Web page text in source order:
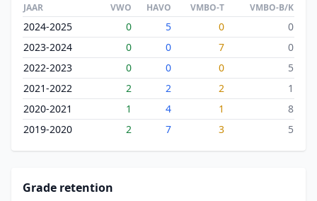
JAAR VWO HAVO VMBO-T VMBO-B/K
2024-2025 0 5 0
0
2023-2024
0 0 7
0
2022-2023
0 0 0
5
2021-2022
2 2 2
1
2020-2021
1 4 1
8
2019-2020
2 7 3 5
Grade retention